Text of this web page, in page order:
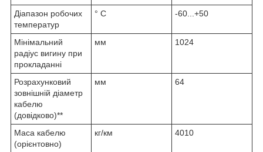
Діапазон робочих
температур
° С -60...+50
Мінімальний
радіус вигину при
прокладанні
мм 1024
Розрахунковий
зовнішній діаметр
кабелю
(довідково)**
мм 64
Маса кабелю
(орієнтовно)
кг/км 4010